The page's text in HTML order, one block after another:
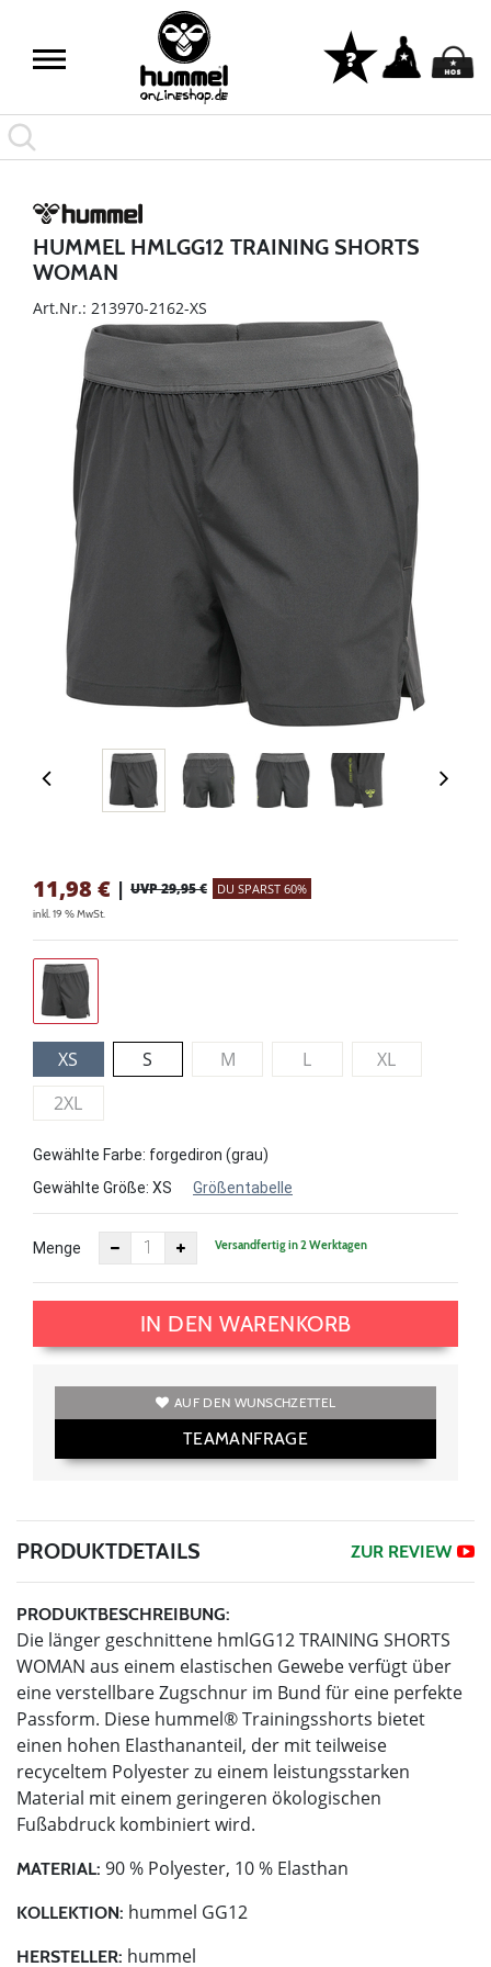
HUMMEL HMLGG12 TRAINING SHORTS
WOMAN
Art.Nr.: 213970-2162-XS
11,98 € | UVP 29,95 € DU SPARST 60%
inkl. 19 % MwSt.
XS S M L
XL
2XL
Gewählte Farbe: forgediron (grau)
Gewählte Größe: XS Größentabelle
Menge Versandfertig in 2 Werktagen
IN DEN WARENKORB
AUF DEN WUNSCHZETTEL
TEAMANFRAGE
PRODUKTDETAILS ZUR REVIEW
PRODUKTBESCHREIBUNG:
Die länger geschnittene hmlGG12 TRAINING SHORTS
WOMAN aus einem elastischen Gewebe verfügt über
eine verstellbare Zugschnur im Bund für eine perfekte
Passform. Diese hummel® Trainingsshorts bietet
einen hohen Elasthananteil, der mit teilweise
recyceltem Polyester zu einem leistungsstarken
Material mit einem geringeren ökologischen
Fußabdruck kombiniert wird.
MATERIAL: 90 % Polyester, 10 % Elasthan
KOLLEKTION: hummel GG12
HERSTELLER: hummel